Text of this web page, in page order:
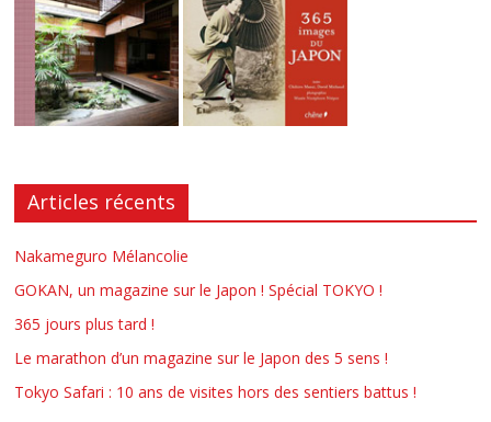
Articles récents
Nakameguro Mélancolie
GOKAN, un magazine sur le Japon ! Spécial TOKYO !
365 jours plus tard !
Le marathon d’un magazine sur le Japon des 5 sens !
Tokyo Safari : 10 ans de visites hors des sentiers battus !